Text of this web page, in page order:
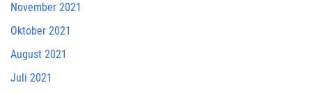
November 2021
Oktober 2021
August 2021
Juli 2021